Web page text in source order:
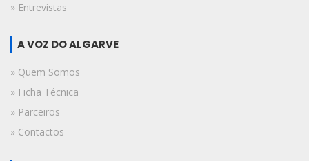
» Entrevistas
A VOZ DO ALGARVE
» Quem Somos
» Ficha Técnica
» Parceiros
» Contactos